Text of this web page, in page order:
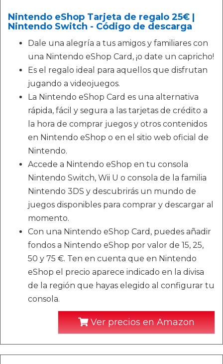
Nintendo eShop Tarjeta de regalo 25€ |
Nintendo Switch - Código de descarga
Dale una alegría a tus amigos y familiares con
una Nintendo eShop Card, ¡o date un capricho!
Es el regalo ideal para aquellos que disfrutan
jugando a videojuegos.
La Nintendo eShop Card es una alternativa
rápida, fácil y segura a las tarjetas de crédito a
la hora de comprar juegos y otros contenidos
en Nintendo eShop o en el sitio web oficial de
Nintendo.
Accede a Nintendo eShop en tu consola
Nintendo Switch, Wii U o consola de la familia
Nintendo 3DS y descubrirás un mundo de
juegos disponibles para comprar y descargar al
momento.
Con una Nintendo eShop Card, puedes añadir
fondos a Nintendo eShop por valor de 15, 25,
50 y 75 €. Ten en cuenta que en Nintendo
eShop el precio aparece indicado en la divisa
de la región que hayas elegido al configurar tu
consola.
Ver precios en Amazon